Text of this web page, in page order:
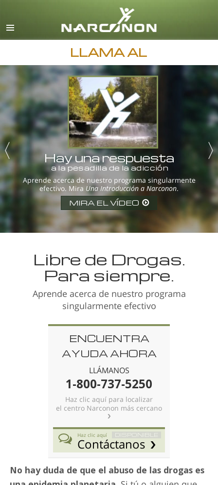
Inglés
Danés
Alemán
Griego
Español
Francés
Hebreo
Húngaro
Italiano
Japonés
Macedonio
Holandés
Noruego
Ruso
Sueco
Chino
Árabe
Nepalí
Turco
Todas las Regiones/Idiomas
LLAMA AL
Hay una respuesta
a la pesadilla de la adicción
Aprende acerca de nuestro programa singularmente
efectivo. Mira Una Introducción a Narconon.
MIRA EL VÍDEO
Libre de Drogas.
Para siempre.
Aprende acerca de nuestro programa
singularmente efectivo
ENCUENTRA
AYUDA AHORA
LLÁMANOS
1-800-737-5250
Haz clic aquí para localizar
el centro Narconon más cercano
DISPONIBLE
Haz clic aquí
Contáctanos
No hay duda de que el abuso de las drogas es